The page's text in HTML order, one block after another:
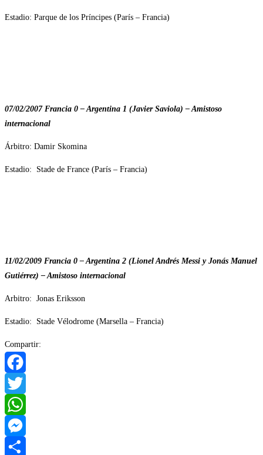
Estadio: Parque de los Príncipes (París – Francia)
07/02/2007 Francia 0 – Argentina 1 (Javier Saviola) – Amistoso
internacional
Árbitro: Damir Skomina
Estadio: Stade de France (París – Francia)
11/02/2009 Francia 0 – Argentina 2 (Lionel Andrés Messi y Jonás Manuel
Gutiérrez) – Amistoso internacional
Arbitro: Jonas Eriksson
Estadio: Stade Vélodrome (Marsella – Francia)
Compartir:
Facebook
Twitter
WhatsApp
Messenger